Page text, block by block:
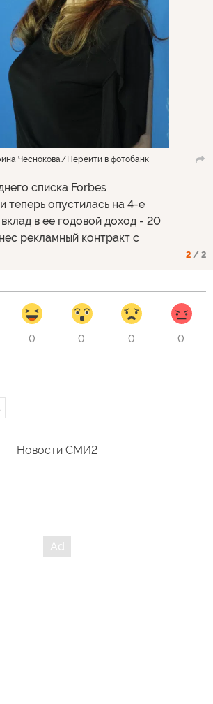
Чеснокова Перейти в фотобанк
списка Forbes
опустилась на 4-е
в ее годовой доход - 20
рекламный контракт с
2 / 2
0 0 0 0
Новости СМИ2